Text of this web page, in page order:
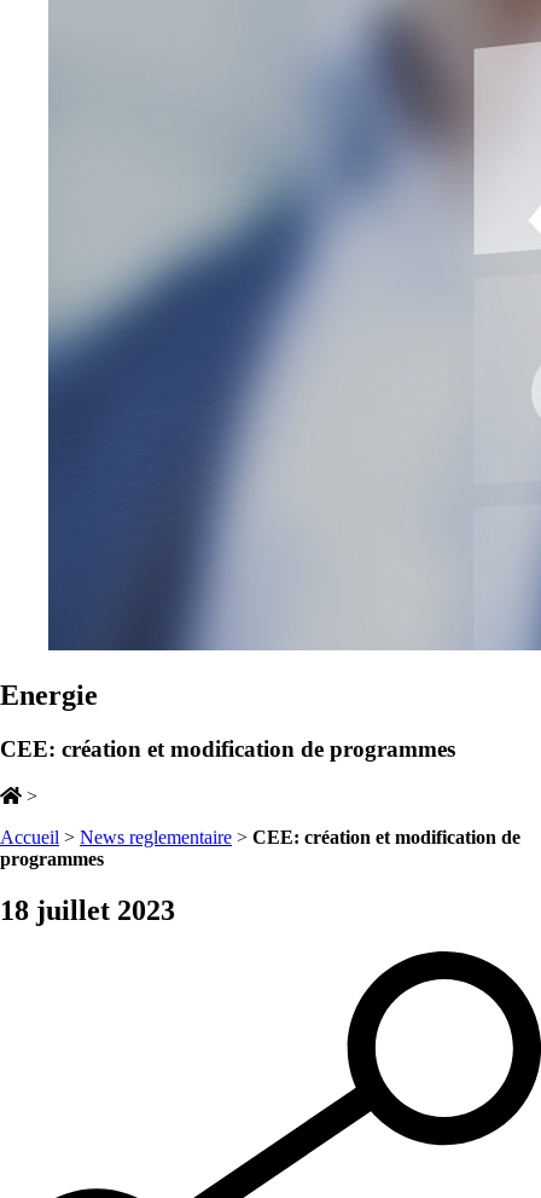
Energie
CEE: création et modification de programmes
>
Accueil > News reglementaire > CEE: création et modification de
programmes
18 juillet 2023